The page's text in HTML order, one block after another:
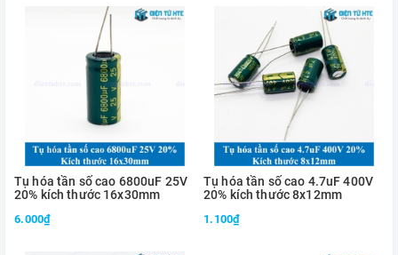
Tụ hóa tần số cao 6800uF 25V
20% kích thước 16x30mm
6.000₫
Tụ hóa tần số cao 4.7uF 400V
20% kích thước 8x12mm
1.100₫